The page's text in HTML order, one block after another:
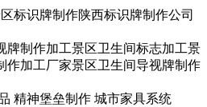
标识牌制作陕西标识牌制作公司
牌制作加工景区卫生间标志加工景
作加工厂家景区卫生间导视牌制作
精神堡垒制作 城市家具系统